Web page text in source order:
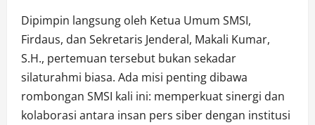
Dipimpin langsung oleh Ketua Umum SMSI,
Firdaus, dan Sekretaris Jenderal, Makali Kumar,
S.H., pertemuan tersebut bukan sekadar
silaturahmi biasa. Ada misi penting dibawa
rombongan SMSI kali ini: memperkuat sinergi dan
kolaborasi antara insan pers siber dengan institusi